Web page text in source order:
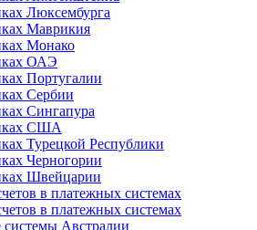
Люксембурга
Маврикия
Монако
ОАЭ
Португалии
Сербии
Сингапура
США
Турецкой Республики
Черногории
Швейцарии
в платежных системах
в платежных системах
Австралии